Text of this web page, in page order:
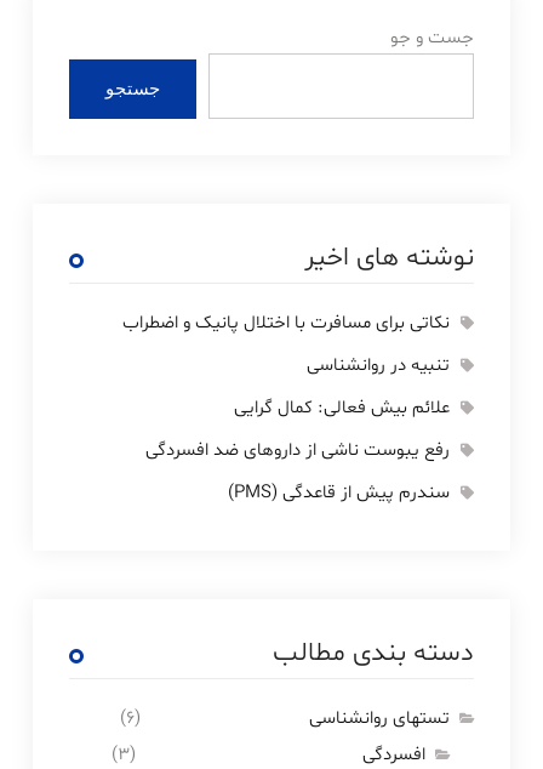
جست و جو
جستجو
نوشته های اخیر
نکاتی برای مسافرت با اختلال پانیک و اضطراب
تنبیه در روانشناسی
علائم بیش فعالی: کمال گرایی
رفع یبوست ناشی از داروهای ضد افسردگی
سندرم پیش از قاعدگی (PMS)
دسته بندی مطالب
تستهای روانشناسی
(۶)
افسردگی
(۳)